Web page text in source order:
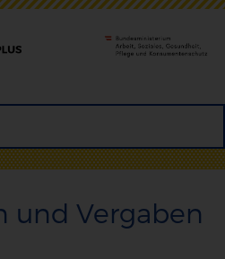
und Vergaben